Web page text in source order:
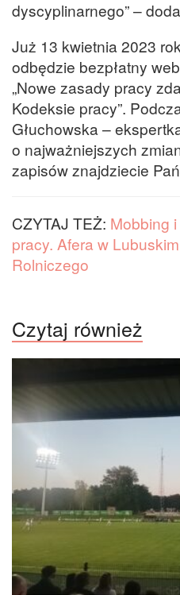
dyscyplinarnego” –
Już 13 kwietnia 2023
odbędzie bezpłatny
„Nowe zasady pracy
Kodeksie pracy”.
Głuchowska –
o najważniejszych
zapisów znajdziecie
CZYTAJ TEŻ: Mobbing
pracy. Afera w
Rolniczego
Czytaj również